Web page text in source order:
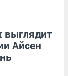
выглядит
Айсен